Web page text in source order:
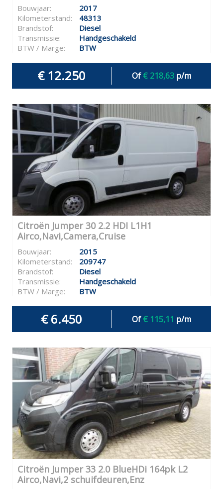
Bouwjaar:
2017
Kilometerstand:
48313
Brandstof:
Diesel
Transmissie:
Handgeschakeld
BTW / Marge:
BTW
€ 12.250 Of€ 218,63p/m
Citroën Jumper 30 2.2 HDI L1H1
Airco,Navi,Camera,Cruise
Bouwjaar:
2015
Kilometerstand:
209747
Brandstof:
Diesel
Transmissie:
Handgeschakeld
BTW / Marge:
BTW
€ 6.450 Of€ 115,11 p/m
Citroën Jumper 33 2.0 BlueHDi 164pk L2
Airco,Navi,2 schuifdeuren,Enz